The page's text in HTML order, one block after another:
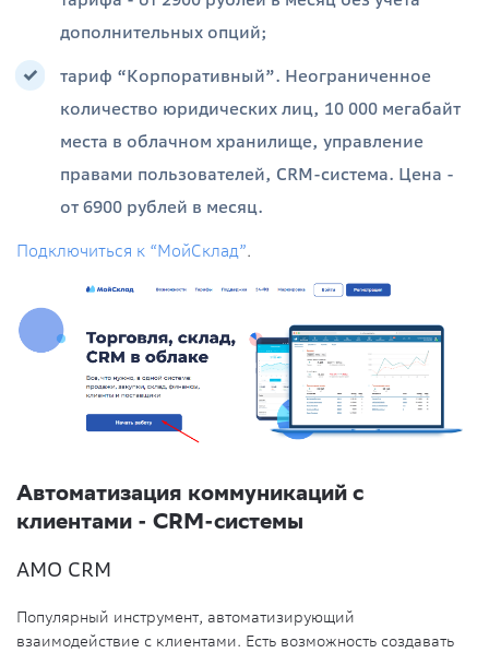
дополнительных опций;
тариф “Корпоративный”. Неограниченное
количество юридических лиц, 10 000 мегабайт
места в облачном хранилище, управление
правами пользователей, CRM-система. Цена -
от 6900 рублей в месяц.
Подключиться к “МойСклад”.
Автоматизация коммуникаций с
клиентами - CRM-системы
АМО CRM
Популярный инструмент, автоматизирующий
взаимодействие с клиентами. Есть возможность создавать